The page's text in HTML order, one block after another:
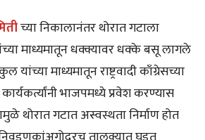
च्या निकालानंतर थोरात गटाला
माध्यमातून धक्क्यावर धक्के बसू लागले
माध्यमातून राष्ट्रवादी काँग्रेसच्या
भाजपमध्ये प्रवेश करण्यास
थोरात गटात अस्वस्थता निर्माण होत